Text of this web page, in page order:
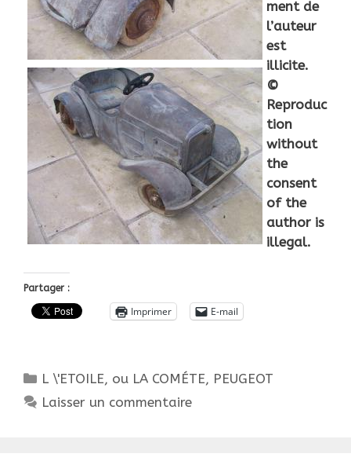
ment de
l’auteur
est
illicite.
©
Reproduc
tion
without
the
consent
of the
author is
illegal.
Partager :
Imprimer E-mail
Catégories
L \'ETOILE, ou LA COMÉTE, PEUGEOT
Laisser un commentaire